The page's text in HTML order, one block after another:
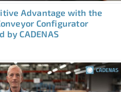
Advantage with the
Configurator
by CADENAS